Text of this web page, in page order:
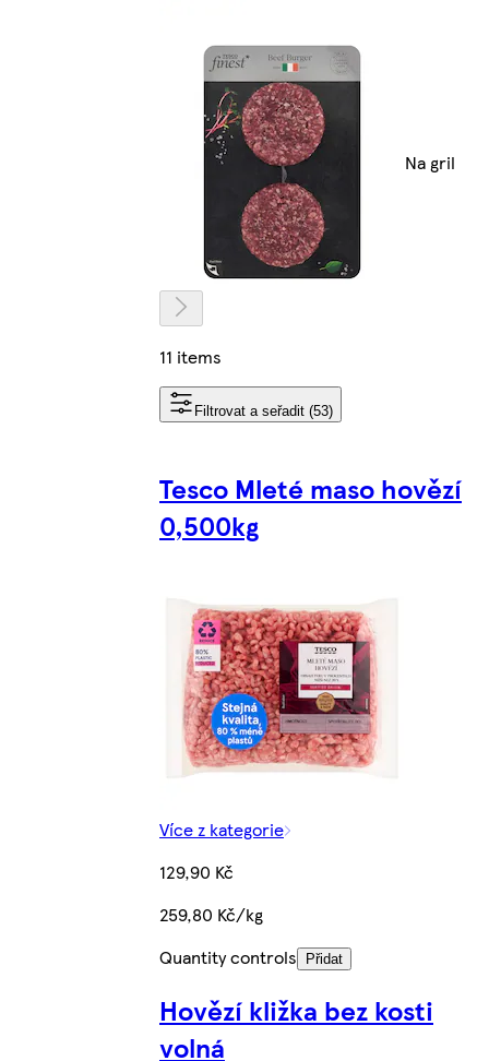
Na gril
11 items
Filtrovat a seřadit (53)
Tesco Mleté maso hovězí
0,500kg
Více z kategorie
129,90 Kč
259,80 Kč/kg
Quantity controls
Přidat
Hovězí kližka bez kosti
volná